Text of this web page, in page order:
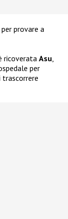
provare a
ricoverata Asu
per
trascorrere